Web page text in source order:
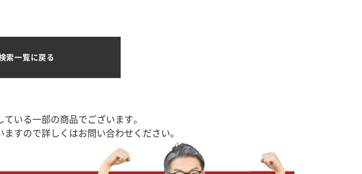
索一覧に戻る
いる一部の商品でございます。
すので詳しくはお問い合わせください。